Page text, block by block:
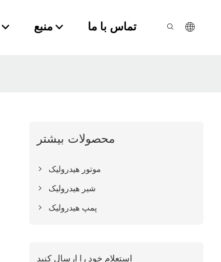
منبع تماس با ما
محصولات بیشتر
موتور هیدرولیک
شیر هیدرولیک
پمپ هیدرولیک
استعلام خود را ارسال کنید